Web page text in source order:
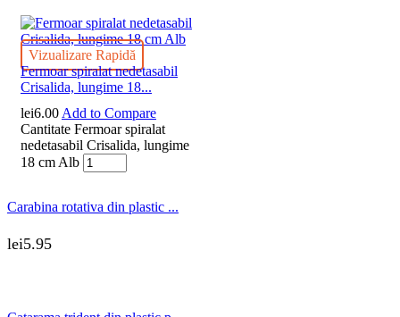
Vizualizare Rapidă
Fermoar spiralat nedetasabil
Crisalida, lungime 18...
lei6.00 Add to Compare
Cantitate Fermoar spiralat
nedetasabil Crisalida, lungime
18 cm Alb
Carabina rotativa din plastic ...
lei5.95